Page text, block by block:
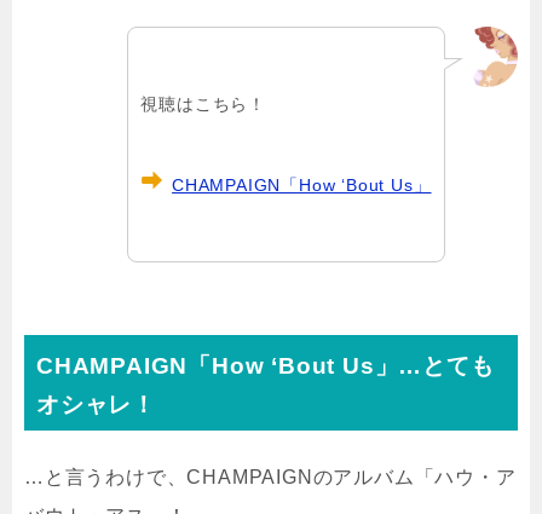
視聴はこちら！
CHAMPAIGN「How ‘Bout Us」
CHAMPAIGN「How ‘Bout Us」…とても
オシャレ！
…と言うわけで、CHAMPAIGNのアルバム「ハウ・ア